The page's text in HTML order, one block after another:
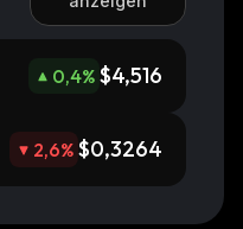
0,4% $4,516
2,6% $0,3264